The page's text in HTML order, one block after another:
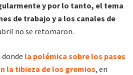
y por lo tanto, el tema
de trabajo y a los canales de
no se retomaron.
la polémica sobre los pases
la tibieza de los gremios, en